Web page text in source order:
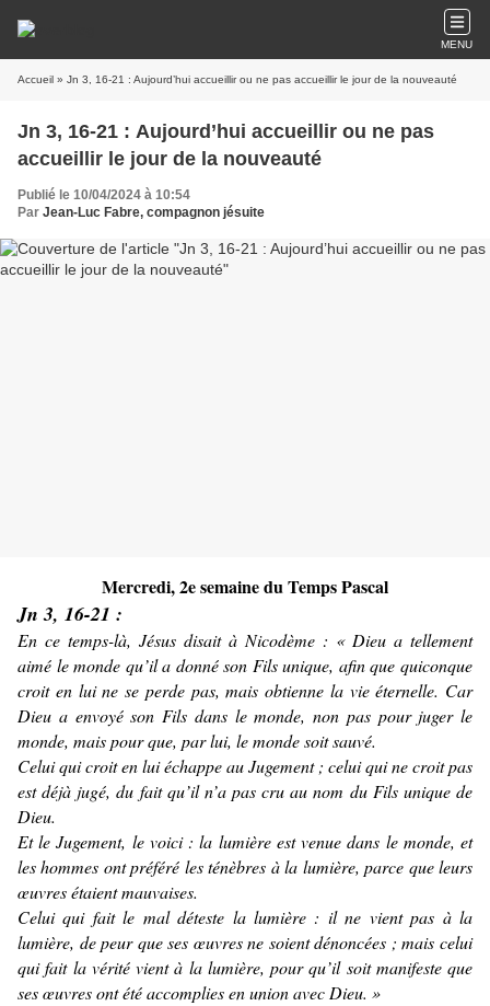
MENU
Accueil » Jn 3, 16-21 : Aujourd’hui accueillir ou ne pas accueillir le jour de la nouveauté
Jn 3, 16-21 : Aujourd’hui accueillir ou ne pas
accueillir le jour de la nouveauté
Publié le 10/04/2024 à 10:54
Par Jean-Luc Fabre, compagnon jésuite
Mercredi, 2e semaine du Temps Pascal
Jn 3, 16-21 :
En ce temps-là, Jésus disait à Nicodème : « Dieu a tellement
aimé le monde qu’il a donné son Fils unique, afin que quiconque
croit en lui ne se perde pas, mais obtienne la vie éternelle. Car
Dieu a envoyé son Fils dans le monde, non pas pour juger le
monde, mais pour que, par lui, le monde soit sauvé.
Celui qui croit en lui échappe au Jugement ; celui qui ne croit pas
est déjà jugé, du fait qu’il n’a pas cru au nom du Fils unique de
Dieu.
Et le Jugement, le voici : la lumière est venue dans le monde, et
les hommes ont préféré les ténèbres à la lumière, parce que leurs
œuvres étaient mauvaises.
Celui qui fait le mal déteste la lumière : il ne vient pas à la
lumière, de peur que ses œuvres ne soient dénoncées ; mais celui
qui fait la vérité vient à la lumière, pour qu’il soit manifeste que
ses œuvres ont été accomplies en union avec Dieu. »